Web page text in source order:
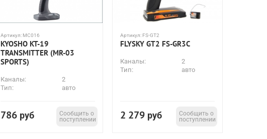
Артикул: MC016
KYOSHO KT-19
TRANSMITTER (MR-03
SPORTS)
Каналы:
2
Тип:
авто
786 руб
Сообщить о
поступлении
Артикул: FS-GT2
FLYSKY GT2 FS-GR3C
Каналы:
2
Тип:
авто
2 279 руб
Сообщить о
поступлении